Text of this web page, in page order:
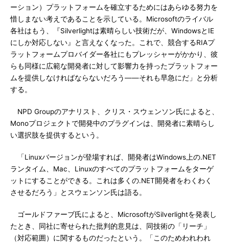
ーション）プラットフォームを確立するためにはあらゆる努力を
惜しまない考えであることを示している。Microsoftのライバル
各社はもう、『Silverlightは素晴らしい技術だが、WindowsとIE
にしか対応しない』と言えなくなった。これで、競合するRIAプ
ラットフォームプロバイダー各社にもプレッシャーがかかり、彼
らも同様に広範な開発者に対して影響力を持ったプラットフォー
ムを提供しなければならないだろう――それも早急にだ」と分析
する。
NPD Groupのアナリスト、クリス・スウェンソン氏によると、
Monoプロジェクトで開発中のプラグインは、開発者に素晴らし
い選択肢を提供するという。
「Linuxバージョンが登場すれば、開発者はWindows上の.NET
ランタイム、Mac、Linuxのすべてのプラットフォームをターゲ
ットにすることができる。これは多くの.NET開発者をわくわく
させるだろう」とスウェンソン氏は語る。
ゴールドファーブ氏によると、MicrosoftがSilverlightを発表し
たとき、同社に寄せられた批判的意見は、同技術の「リーチ」
（対応範囲）に関するものだったという。「このためわれわれ